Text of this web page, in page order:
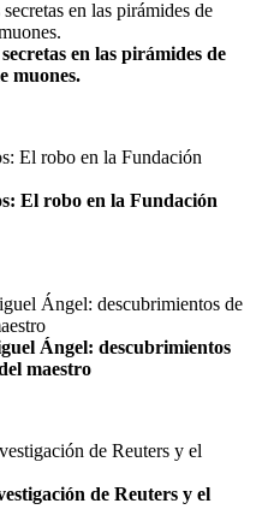
en las pirámides de
muones.
El robo en la Fundación
Ángel: descubrimientos
maestro
de Reuters y el